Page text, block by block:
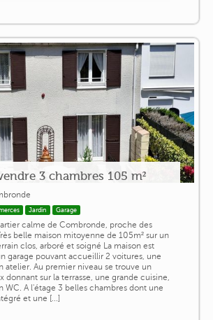
3 chambres 105 m²
Jardin Garage
calme de Combronde, proche des
belle maison mitoyenne de 105m² sur un
clos, arboré et soigné La maison est
garage pouvant accueillir 2 voitures, une
atelier. Au premier niveau se trouve un
donnant sur la terrasse, une grande cuisine,
WC. A l'étage 3 belles chambres dont une
et une [...]